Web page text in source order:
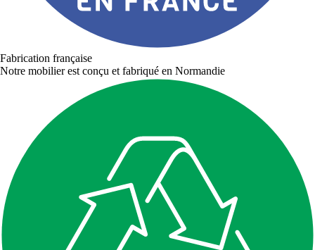
Fabrication française
Notre mobilier est conçu et fabriqué en Normandie